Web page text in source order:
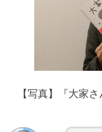
【写真】『大家